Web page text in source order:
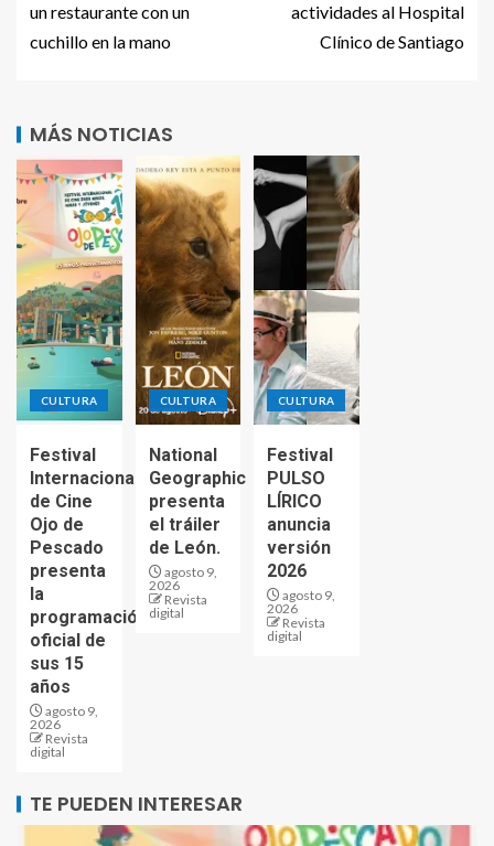
un restaurante con un
cuchillo en la mano
actividades al Hospital
Clínico de Santiago
MÁS NOTICIAS
CULTURA
Festival
Internacional
de Cine
Ojo de
Pescado
presenta
la
programación
oficial de
sus 15
años
agosto 9,
2026
Revista
digital
CULTURA
National
Geographic
presenta
el tráiler
de León.
agosto 9,
2026
Revista
digital
CULTURA
Festival
PULSO
LÍRICO
anuncia
versión
2026
agosto 9,
2026
Revista
digital
TE PUEDEN INTERESAR